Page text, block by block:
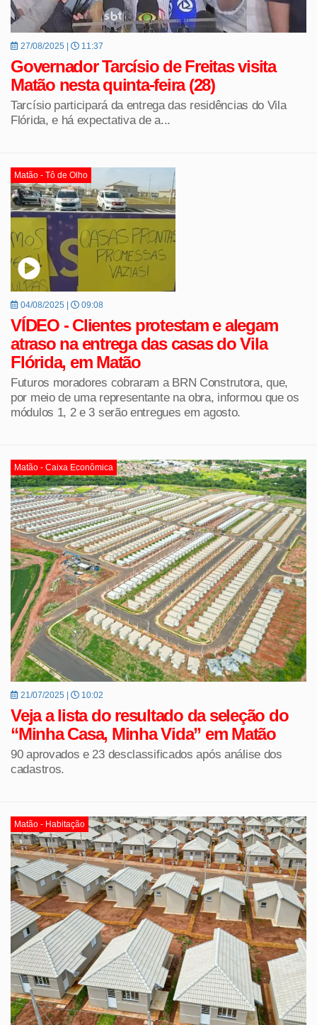
27/08/2025 | 11:37
Governador Tarcísio de Freitas visita
Matão nesta quinta-feira (28)
Tarcísio participará da entrega das residências do Vila
Flórida, e há expectativa de a...
Matão - Tô de Olho
04/08/2025 | 09:08
VÍDEO - Clientes protestam e alegam
atraso na entrega das casas do Vila
Flórida, em Matão
Futuros moradores cobraram a BRN Construtora, que,
por meio de uma representante na obra, informou que os
módulos 1, 2 e 3 serão entregues em agosto.
Matão - Caixa Econômica
21/07/2025 | 10:02
Veja a lista do resultado da seleção do
“Minha Casa, Minha Vida” em Matão
90 aprovados e 23 desclassificados após análise dos
cadastros.
Matão - Habitação